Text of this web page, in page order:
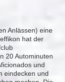
Anlässen) eine
hat der
20 Autominuten
und
eindecken und